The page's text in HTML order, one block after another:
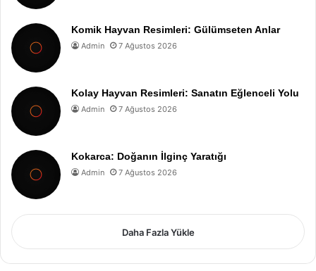
Komik Hayvan Resimleri: Gülümseten Anlar
Admin 7 Ağustos 2026
Kolay Hayvan Resimleri: Sanatın Eğlenceli Yolu
Admin 7 Ağustos 2026
Kokarca: Doğanın İlginç Yaratığı
Admin 7 Ağustos 2026
Daha Fazla Yükle